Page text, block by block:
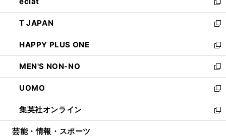
開
く
ド
ウ
で
開
く
ィ
ン
ド
ウ
で
開
く
い
ウ
ィ
ン
ド
ウ
で
開
く
新
し
い
ウ
ィ
ン
ド
ウ
で
開
く
T JAPAN
新
し
い
ウ
ィ
ン
ド
ウ
で
開
HAPPY PLUS ONE
新
し
い
ウ
ィ
ン
ド
ウ
MEN'S NON-NO
新
し
い
ウ
ィ
ン
UOMO
新
し
い
ウ
集英社オンライン
新
し
芸能・情報・スポーツ